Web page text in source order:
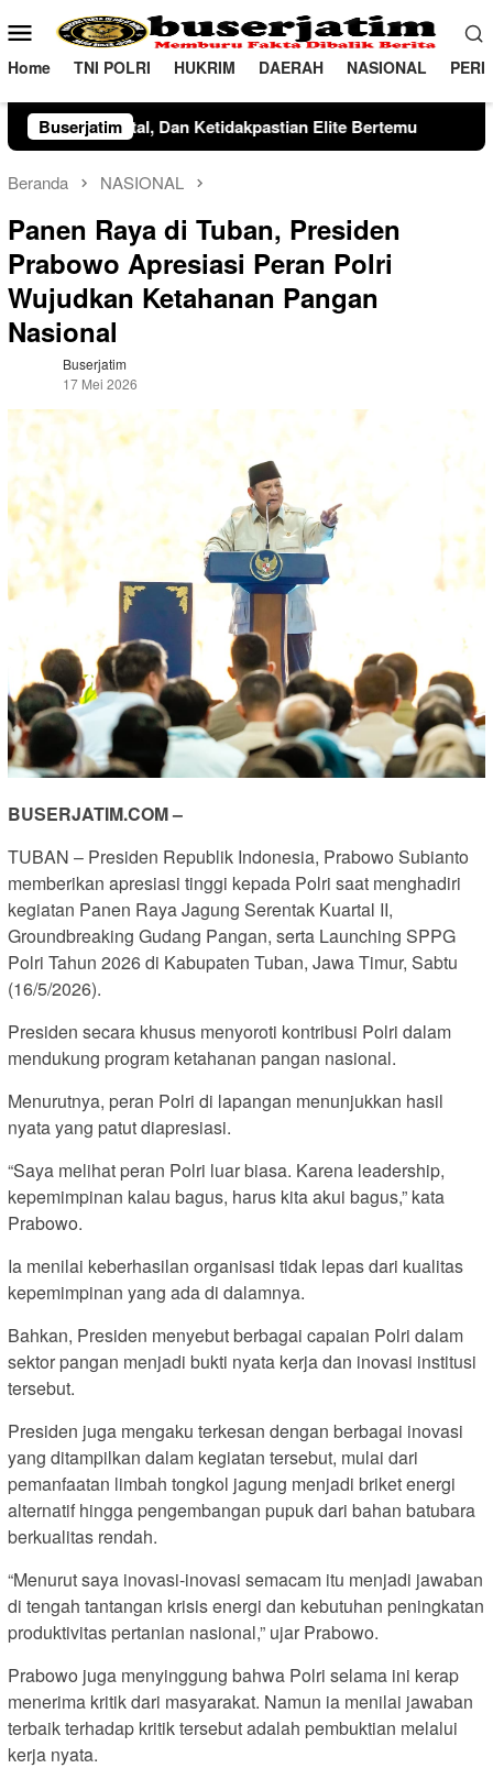
ke
konten
Menu
Mobile
Home TNI POLRI HUKRIM DAERAH NASIONAL
BuserjatimElite Bertemu TNI-Polri Kawal Pawai
Beranda NASIONAL
Panen Raya di Tuban, Presiden
Prabowo Apresiasi Peran Polri
Wujudkan Ketahanan Pangan
Nasional
Buserjatim
17 Mei 2026
BUSERJATIM.COM –
TUBAN – Presiden Republik Indonesia, Prabowo Subianto
memberikan apresiasi tinggi kepada Polri saat menghadiri
kegiatan Panen Raya Jagung Serentak Kuartal II,
Groundbreaking Gudang Pangan, serta Launching SPPG
Polri Tahun 2026 di Kabupaten Tuban, Jawa Timur, Sabtu
(16/5/2026).
Presiden secara khusus menyoroti kontribusi Polri dalam
mendukung program ketahanan pangan nasional.
Menurutnya, peran Polri di lapangan menunjukkan hasil
nyata yang patut diapresiasi.
“Saya melihat peran Polri luar biasa. Karena leadership,
kepemimpinan kalau bagus, harus kita akui bagus,” kata
Prabowo.
Ia menilai keberhasilan organisasi tidak lepas dari kualitas
kepemimpinan yang ada di dalamnya.
Bahkan, Presiden menyebut berbagai capaian Polri dalam
sektor pangan menjadi bukti nyata kerja dan inovasi institusi
tersebut.
Presiden juga mengaku terkesan dengan berbagai inovasi
yang ditampilkan dalam kegiatan tersebut, mulai dari
pemanfaatan limbah tongkol jagung menjadi briket energi
alternatif hingga pengembangan pupuk dari bahan batubara
berkualitas rendah.
“Menurut saya inovasi-inovasi semacam itu menjadi jawaban
di tengah tantangan krisis energi dan kebutuhan peningkatan
produktivitas pertanian nasional,” ujar Prabowo.
Prabowo juga menyinggung bahwa Polri selama ini kerap
menerima kritik dari masyarakat. Namun ia menilai jawaban
terbaik terhadap kritik tersebut adalah pembuktian melalui
kerja nyata.